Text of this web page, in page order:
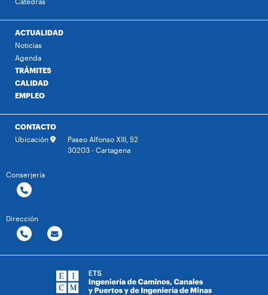
ACTUALIDAD
Noticias
Agenda
TRÁMITES
CALIDAD
EMPLEO
CONTACTO
Ubicación
Paseo Alfonso XIII, 52
30203 - Cartagena
Conserjería
Dirección